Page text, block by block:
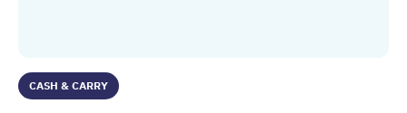
CASH & CARRY